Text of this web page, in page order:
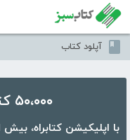
آپلود کتاب
۵۰،۰۰۰ کتاب در موبایل شما